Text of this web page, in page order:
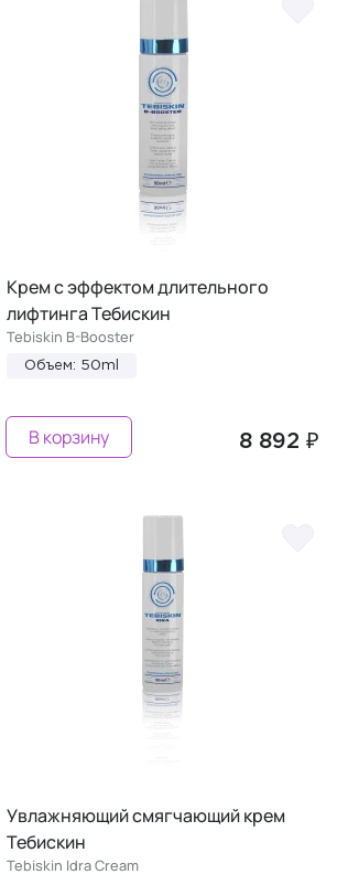
Крем с эффектом длительного
лифтинга Тебискин
Tebiskin B-Booster
Объем: 50ml
8 892 ₽
В корзину
Увлажняющий смягчающий крем
Тебискин
Tebiskin Idra Сream